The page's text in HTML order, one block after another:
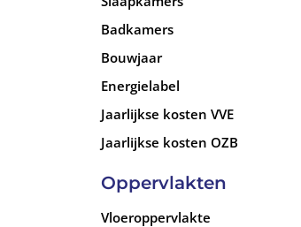
La Serena Golf op nog geen
andere gerenommeerde
Javier en de La Manga Club in
Badkamers
Bouwjaar
Energielabel
Jaarlijkse kosten VVE
Jaarlijkse kosten OZB
Oppervlakten
Vloeroppervlakte